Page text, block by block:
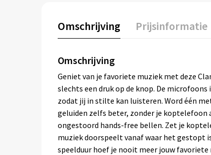
Omschrijving Prijsinformatie
Omschrijving
Geniet van je favoriete muziek met deze
slechts een druk op de knop. De
zodat jij in stilte kan luisteren. Word één
geluiden zelfs beter, zonder je koptelefoon
ongestoord hands-free bellen. Zet je
muziek doorspeelt vanaf waar het gestopt
speelduur hoef je nooit meer jouw favoriete